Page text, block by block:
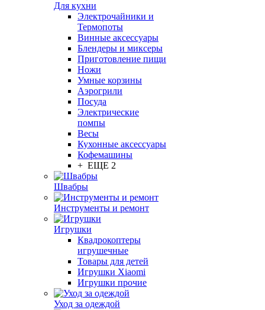
Для кухни
Электрочайники и
Термопоты
Винные аксессуары
Блендеры и миксеры
Приготовление пищи
Ножи
Умные корзины
Аэрогрили
Посуда
Электрические
помпы
Весы
Кухонные аксессуары
Кофемашины
+ ЕЩЕ 2
Швабры
Инструменты и ремонт
Игрушки
Квадрокоптеры
игрушечные
Товары для детей
Игрушки Xiaomi
Игрушки прочие
Уход за одеждой